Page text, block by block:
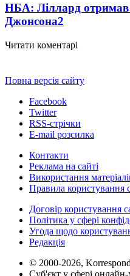
НБА: Ліллард отримав
Джонсона2
Читати коментарі
Повна версія сайту
Facebook
Twitter
RSS-стрічки
E-mail розсилка
Контакти
Реклама на сайті
Використання
Правила користування
Договір користування
Політика у сфері
Угода щодо
Редакція
© 2000-2026,
Суб'єкт у сфері